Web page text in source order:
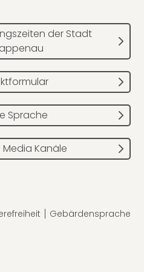
der Stadt
Sprache
Media Kanäle
Gebärdensprache